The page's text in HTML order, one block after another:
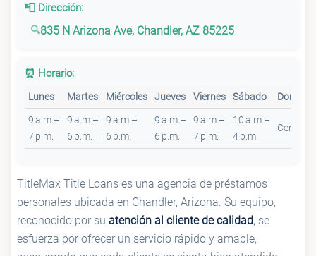
📮 Dirección:
835 N Arizona Ave, Chandler, AZ 85225
⏰ Horario:
Lunes Martes Miércoles Jueves Viernes Sábado
9 a.m.–
7 p.m.
9 a.m.–
6 p.m.
9 a.m.–
6 p.m.
9 a.m.–
6 p.m.
9 a.m.–
7 p.m.
10 a.m.–
4 p.m.
Cerrado
TitleMax Title Loans es una agencia de préstamos
personales ubicada en Chandler, Arizona. Su equipo,
reconocido por su atención al cliente de calidad, se
esfuerza por ofrecer un servicio rápido y amable,